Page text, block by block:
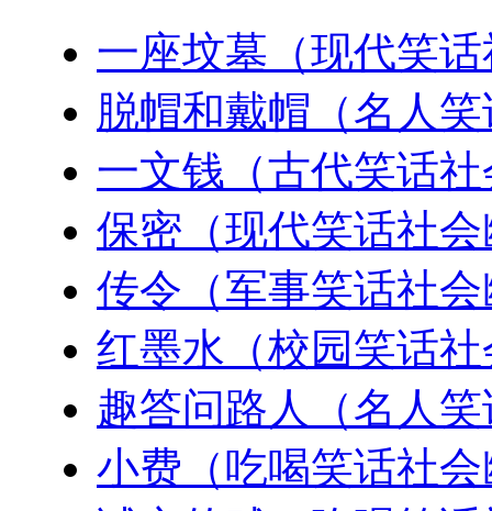
一座坟墓（现代笑
脱帽和戴帽（名人
一文钱（古代笑话
保密（现代笑话社
传令（军事笑话社
红墨水（校园笑话
趣答问路人（名人
小费（吃喝笑话社